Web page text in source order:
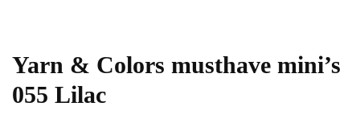
Yarn & Colors musthave mini’s
055 Lilac